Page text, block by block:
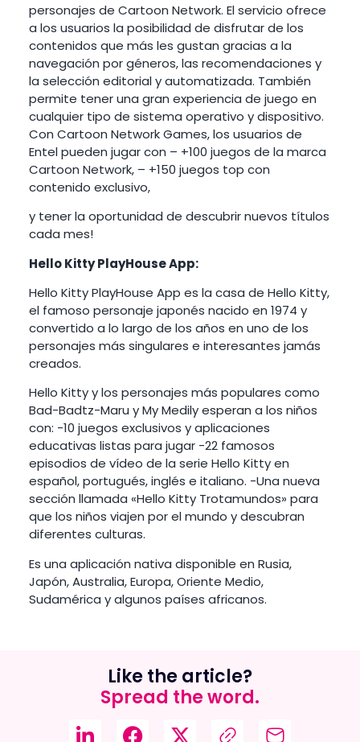
personajes de Cartoon Network. El servicio ofrece
a los usuarios la posibilidad de disfrutar de los
contenidos que más les gustan gracias a la
navegación por géneros, las recomendaciones y
la selección editorial y automatizada. También
permite tener una gran experiencia de juego en
cualquier tipo de sistema operativo y dispositivo.
Con Cartoon Network Games, los usuarios de
Entel pueden jugar con – +100 juegos de la marca
Cartoon Network, – +150 juegos top con
contenido exclusivo,
y tener la oportunidad de descubrir nuevos títulos
cada mes!
Hello Kitty PlayHouse App:
Hello Kitty PlayHouse App es la casa de Hello Kitty,
el famoso personaje japonés nacido en 1974 y
convertido a lo largo de los años en uno de los
personajes más singulares e interesantes jamás
creados.
Hello Kitty y los personajes más populares como
Bad-Badtz-Maru y My Medily esperan a los niños
con: -10 juegos exclusivos y aplicaciones
educativas listas para jugar -22 famosos
episodios de vídeo de la serie Hello Kitty en
español, portugués, inglés e italiano. -Una nueva
sección llamada «Hello Kitty Trotamundos» para
que los niños viajen por el mundo y descubran
diferentes culturas.
Es una aplicación nativa disponible en Rusia,
Japón, Australia, Europa, Oriente Medio,
Sudamérica y algunos países africanos.
Like the article?
Spread the word.